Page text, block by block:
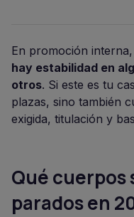
En promoción
hay estabilidad en
otros. Si este es tu
plazas, sino también
exigida, titulación y
Qué cuerpos
parados en